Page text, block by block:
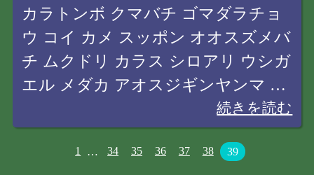
カラトンボ クマバチ ゴマダラチョ
ウ コイ カメ スッポン オオスズメバ
チ ムクドリ カラス シロアリ ウシガ
エル メダカ アオスジギンヤンマ …
続きを読む
1 … 34 35 36 37 38 39